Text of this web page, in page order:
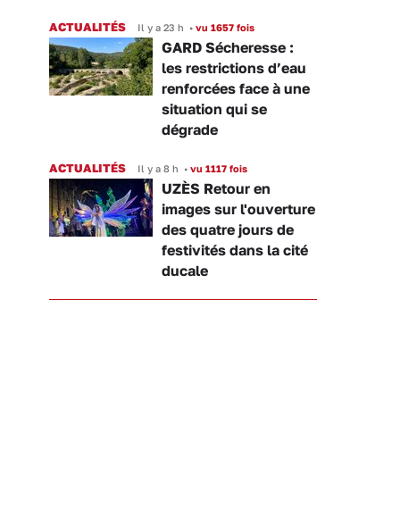
ACTUALITÉS Il y a 23 h • vu 1657 fois
GARD Sécheresse :
les restrictions d’eau
renforcées face à une
situation qui se
dégrade
ACTUALITÉS Il y a 8 h • vu 1117 fois
UZÈS Retour en
images sur l'ouverture
des quatre jours de
festivités dans la cité
ducale